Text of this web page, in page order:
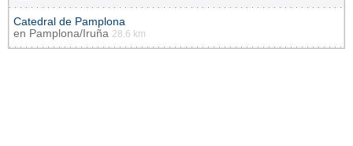
Catedral de Pamplona
en Pamplona/Iruña 28.6 km